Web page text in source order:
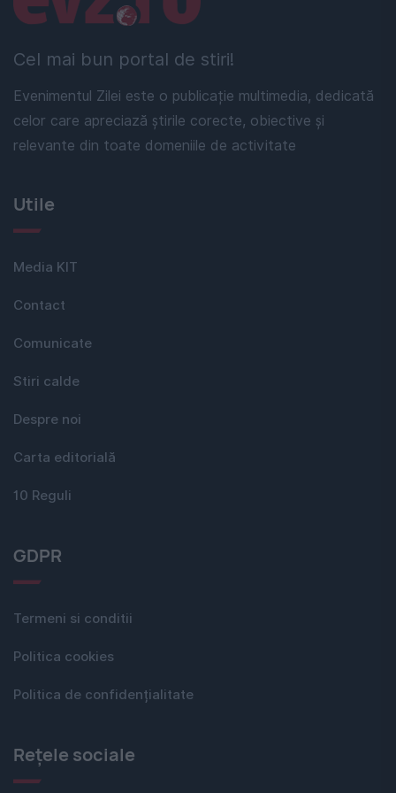
Cel mai bun portal de stiri!
Evenimentul Zilei este o publicație multimedia, dedicată
celor care apreciază știrile corecte, obiective și
relevante din toate domeniile de activitate
Utile
Media KIT
Contact
Comunicate
Stiri calde
Despre noi
Carta editorială
10 Reguli
GDPR
Termeni si conditii
Politica cookies
Politica de confidențialitate
Rețele sociale